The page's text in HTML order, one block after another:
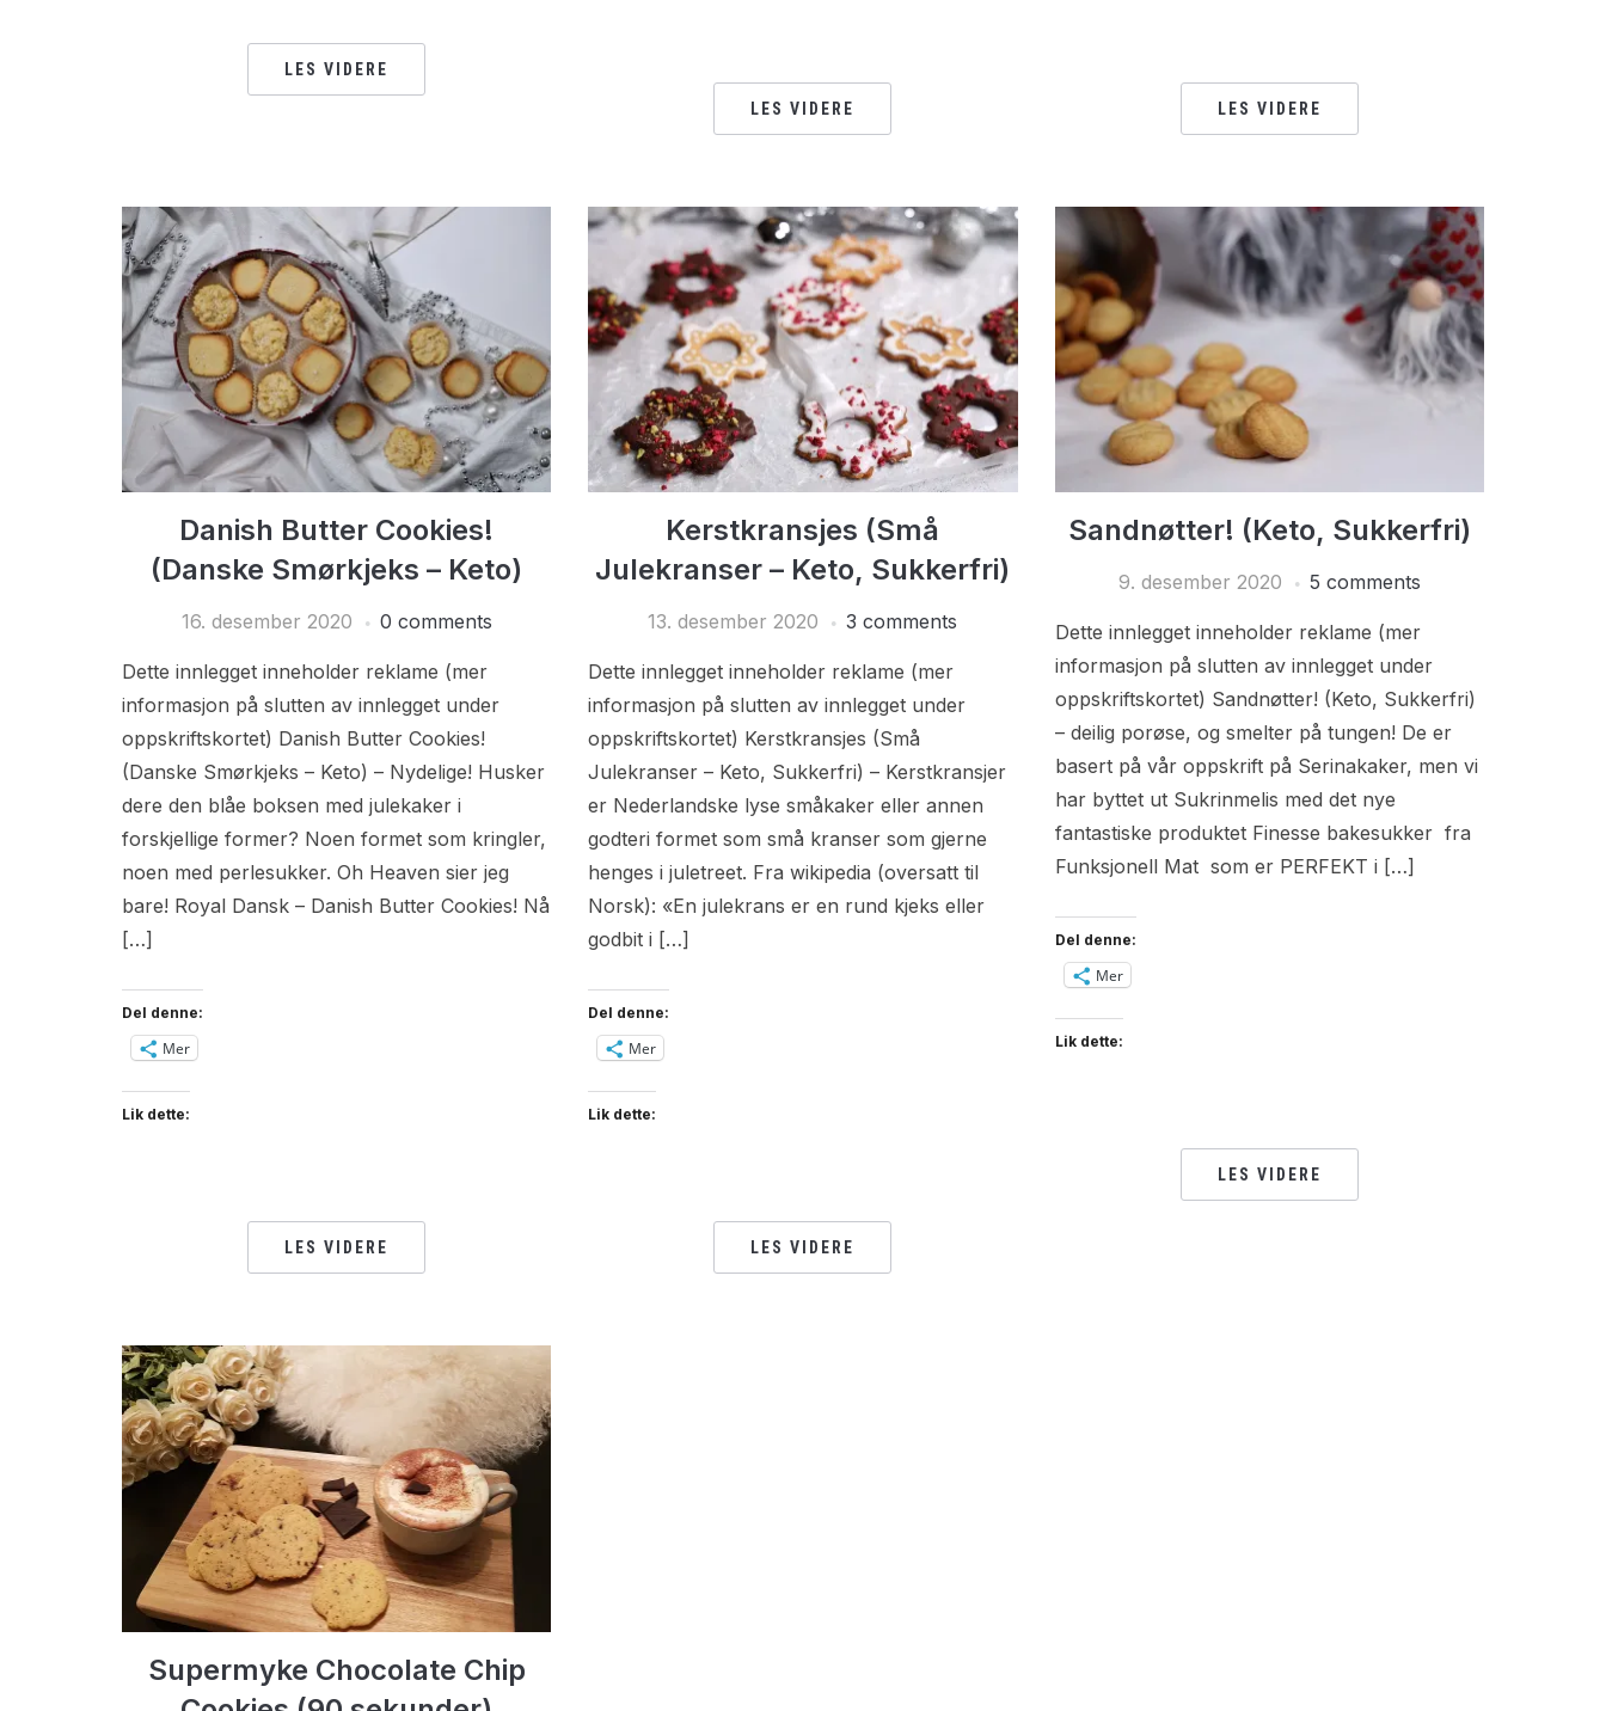
LES VIDERE
LES VIDERE LES VIDERE
Danish Butter Cookies!
(Danske Smørkjeks – Keto)
16. desember 2020 0 comments
Dette innlegget inneholder reklame (mer
informasjon på slutten av innlegget under
oppskriftskortet) Danish Butter Cookies!
(Danske Smørkjeks – Keto) – Nydelige! Husker
dere den blåe boksen med julekaker i
forskjellige former? Noen formet som kringler,
noen med perlesukker. Oh Heaven sier jeg
bare! Royal Dansk – Danish Butter Cookies! Nå
[…]
Del denne:
Mer
Lik dette:
LES VIDERE
Kerstkransjes (Små
Julekranser – Keto, Sukkerfri)
13. desember 2020 3 comments
Dette innlegget inneholder reklame (mer
informasjon på slutten av innlegget under
oppskriftskortet) Kerstkransjes (Små
Julekranser – Keto, Sukkerfri) – Kerstkransjer
er Nederlandske lyse småkaker eller annen
godteri formet som små kranser som gjerne
henges i juletreet. Fra wikipedia (oversatt til
Norsk): «En julekrans er en rund kjeks eller
godbit i […]
Del denne:
Mer
Lik dette:
LES VIDERE
Sandnøtter! (Keto, Sukkerfri)
9. desember 2020 5 comments
Dette innlegget inneholder reklame (mer
informasjon på slutten av innlegget under
oppskriftskortet) Sandnøtter! (Keto, Sukkerfri)
– deilig porøse, og smelter på tungen! De er
basert på vår oppskrift på Serinakaker, men vi
har byttet ut Sukrinmelis med det nye
fantastiske produktet Finesse bakesukker fra
Funksjonell Mat som er PERFEKT i […]
Del denne:
Mer
Lik dette:
LES VIDERE
Supermyke Chocolate Chip